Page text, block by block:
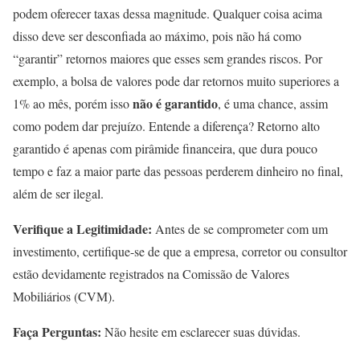
podem oferecer taxas dessa magnitude. Qualquer coisa acima
disso deve ser desconfiada ao máximo, pois não há como
“garantir” retornos maiores que esses sem grandes riscos. Por
exemplo, a bolsa de valores pode dar retornos muito superiores a
1% ao mês, porém issonão é garantido, é uma chance, assim
como podem dar prejuízo. Entende a diferença? Retorno alto
garantido é apenas com pirâmide financeira, que dura pouco
tempo e faz a maior parte das pessoas perderem dinheiro no final,
além de ser ilegal.
Verifique a Legitimidade: Antes de se comprometer com um
investimento, certifique-se de que a empresa, corretor ou consultor
estão devidamente registrados na Comissão de Valores
Mobiliários (CVM).
Faça Perguntas: Não hesite em esclarecer suas dúvidas.